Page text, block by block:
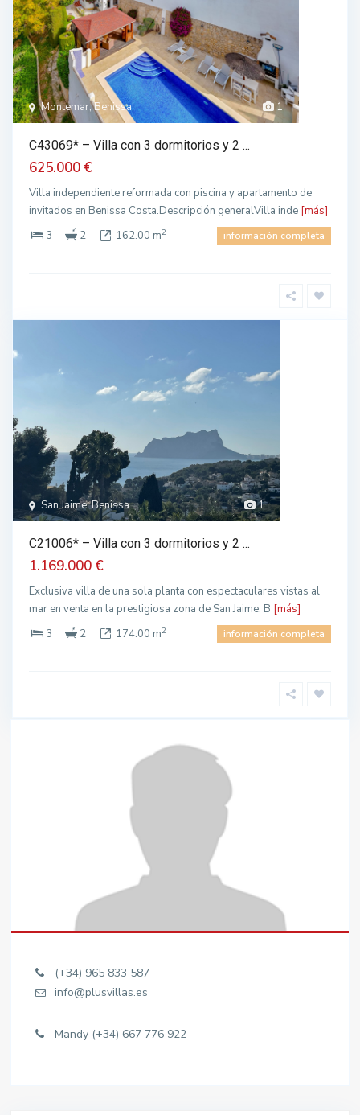
1
Montemar, Benissa
C43069* – Villa con 3 dormitorios y 2 ...
625.000 €
Villa independiente reformada con piscina y apartamento de
invitados en Benissa Costa.Descripción generalVilla inde [más]
3
2 162.00 m2 información completa
1
San Jaime, Benissa
C21006* – Villa con 3 dormitorios y 2 ...
1.169.000 €
Exclusiva villa de una sola planta con espectaculares vistas al
mar en venta en la prestigiosa zona de San Jaime, B [más]
3
2 174.00 m2 información completa
(+34) 965 833 587
info@plusvillas.es
Mandy (+34) 667 776 922